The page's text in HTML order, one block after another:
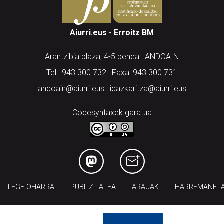
Aiurri.eus - Erroitz BM
Arantzibia plaza, 4-5 behea | ANDOAIN
Tel.: 943 300 732 | Faxa: 943 300 731
andoain@aiurri.eus | idazkaritza@aiurri.eus
Codesyntaxek garatua
LEGE OHARRA PUBLIZITATEA ARAUAK